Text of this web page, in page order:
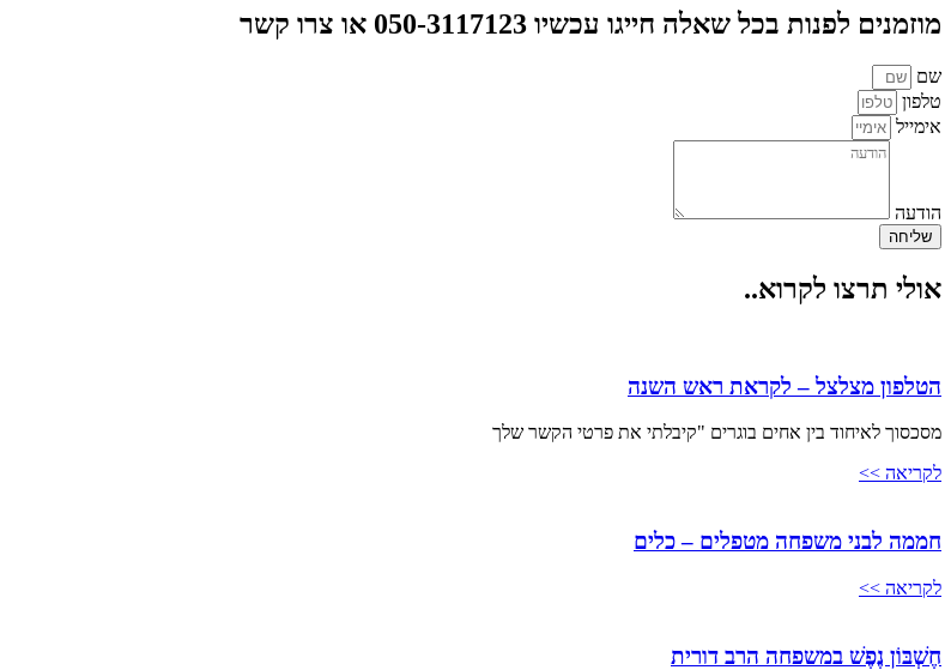
מוזמנים לפנות בכל שאלה חייגו עכשיו 050-3117123 או צרו קשר
שם
טלפון
אימייל
הודעה
שליחה
אולי תרצו לקרוא..
הטלפון מצלצל – לקראת ראש השנה
מסכסוך לאיחוד בין אחים בוגרים "קיבלתי את פרטי הקשר שלך
לקריאה >>
חממה לבני משפחה מטפלים – כלים
לקריאה >>
חֶשְׁבּוֹן נֶפֶשׁ במשפחה הרב דורית